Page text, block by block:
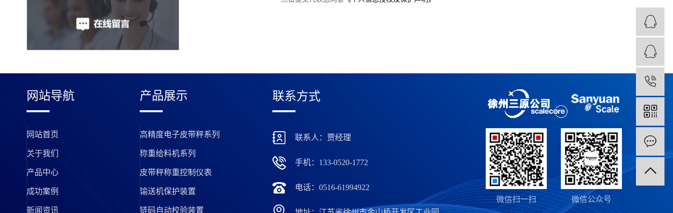
网站导航
网站首页
关于我们
产品中心
成功案例
新闻资讯
产品展示
高精度电子皮带秤系列
称重给料机系列
皮带秤称重控制仪表
输送机保护装置
链码自动校验装置
联系方式
联系人：贾经理
手机：133-0520-1772
电话：0516-61994922
微信扫一扫 微信公众号